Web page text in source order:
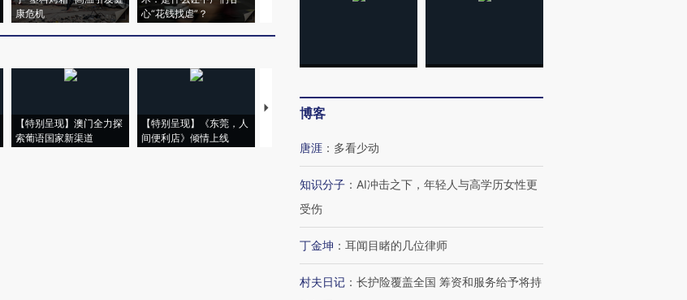
康危机
心“花钱找虐”？
【特别呈现】澳门全力探
索葡语国家新渠道
【特别呈现】《东莞，人
间便利店》倾情上线
【推广】走进第四届链博
会，让数智科技“链”接产
博客
唐涯 ： 多看少动
知识分子 ： AI冲击之下，年轻人与高学历女性更
受伤
丁金坤 ： 耳闻目睹的几位律师
村夫日记 ： 长护险覆盖全国 筹资和服务给予将持